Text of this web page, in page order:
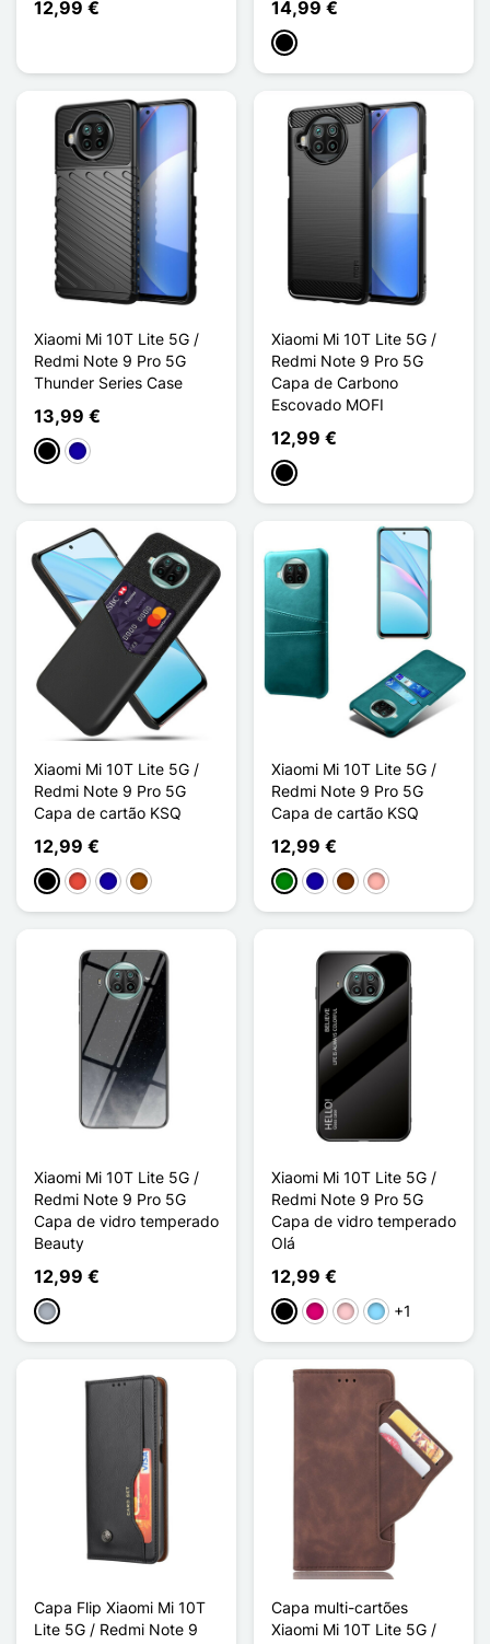
12,99 € 14,99 €
Preto
Xiaomi Mi 10T Lite 5G /
Redmi Note 9 Pro 5G
Thunder Series Case
13,99 €
PretoAzul Escuro
Xiaomi Mi 10T Lite 5G /
Redmi Note 9 Pro 5G
Capa de Carbono
Escovado MOFI
12,99 €
Preto
Xiaomi Mi 10T Lite 5G /
Redmi Note 9 Pro 5G
Capa de cartão KSQ
12,99 €
PretoVermelhoAzul Escuro
Castanho
Xiaomi Mi 10T Lite 5G /
Redmi Note 9 Pro 5G
Capa de cartão KSQ
12,99 €
VerdeAzul Escuro
CaféOuro rosa
Xiaomi Mi 10T Lite 5G /
Redmi Note 9 Pro 5G
Capa de vidro temperado
Beauty
12,99 €
Cinzento
Xiaomi Mi 10T Lite 5G /
Redmi Note 9 Pro 5G
Capa de vidro temperado
Olá
12,99 €
PretoMagenta
RosaAzul Claro
+1
Capa Flip Xiaomi Mi 10T
Lite 5G / Redmi Note 9
Capa multi-cartões
Xiaomi Mi 10T Lite 5G /